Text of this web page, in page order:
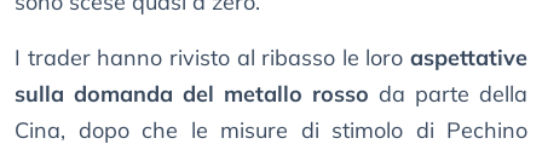
I trader hanno rivisto al ribasso le loro aspettative
sulla domanda del metallo rosso da parte della
Cina, dopo che le misure di stimolo di Pechino